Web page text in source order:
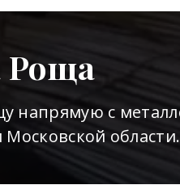
Роща
напрямую с
области.